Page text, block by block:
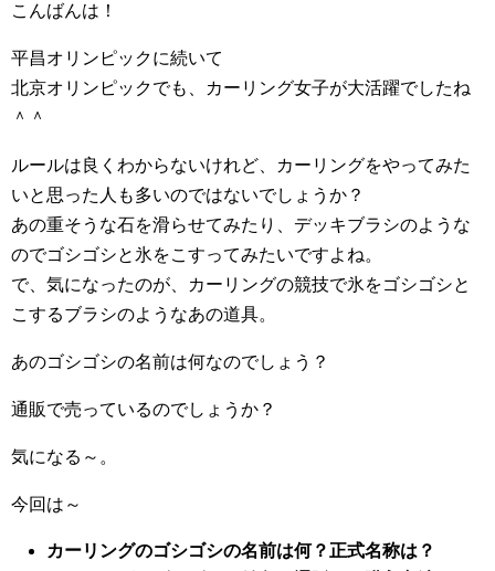
こんばんは！
平昌オリンピックに続いて
北京オリンピックでも、カーリング女子が大活躍でしたね
＾＾
ルールは良くわからないけれど、カーリングをやってみた
いと思った人も多いのではないでしょうか？
あの重そうな石を滑らせてみたり、デッキブラシのような
のでゴシゴシと氷をこすってみたいですよね。
で、気になったのが、カーリングの競技で氷をゴシゴシと
こするブラシのようなあの道具。
あのゴシゴシの名前は何なのでしょう？
通販で売っているのでしょうか？
気になる～。
今回は～
カーリングのゴシゴシの名前は何？正式名称は？